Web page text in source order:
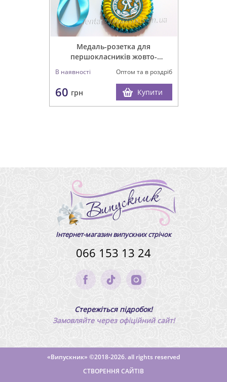
Медаль-розетка для
першокласників жовто-
В наявності Оптом та в роздріб
60 грн Купити
Інтернет-магазин випускних стрічок
066 153 13 24
Стережіться підробок!
Замовляйте через офіційний сайт!
«Випускник» ©2018-2026. all rights reserved
СТВОРЕННЯ САЙТІВ